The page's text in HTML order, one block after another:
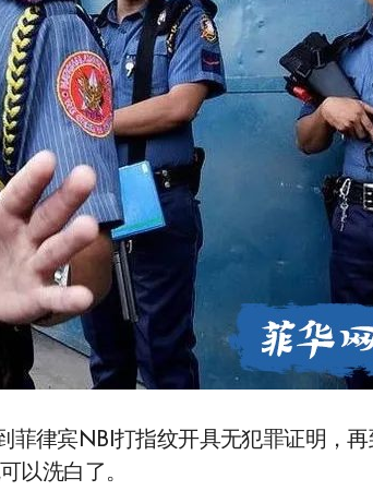
菲律宾NBI打指纹开具无犯罪证明，再
以洗白了。